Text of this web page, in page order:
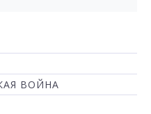
ВОЙНА